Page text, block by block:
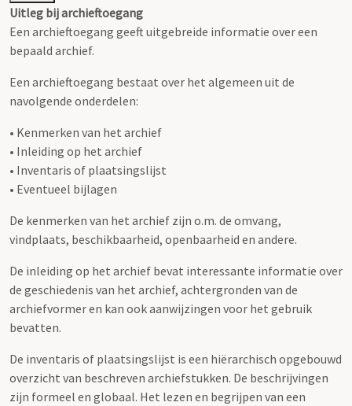
Uitleg bij archieftoegang
Een archieftoegang geeft uitgebreide informatie over een
bepaald archief.
Een archieftoegang bestaat over het algemeen uit de
navolgende onderdelen:
• Kenmerken van het archief
• Inleiding op het archief
• Inventaris of plaatsingslijst
• Eventueel bijlagen
De kenmerken van het archief zijn o.m. de omvang,
vindplaats, beschikbaarheid, openbaarheid en andere.
De inleiding op het archief bevat interessante informatie over
de geschiedenis van het archief, achtergronden van de
archiefvormer en kan ook aanwijzingen voor het gebruik
bevatten.
De inventaris of plaatsingslijst is een hiërarchisch opgebouwd
overzicht van beschreven archiefstukken. De beschrijvingen
zijn formeel en globaal. Het lezen en begrijpen van een